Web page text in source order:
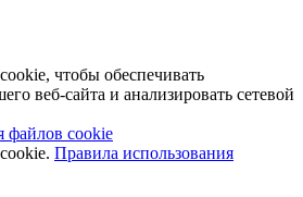
чтобы обеспечивать
веб-сайта и анализировать сетевой
файлов cookie
Правила использования